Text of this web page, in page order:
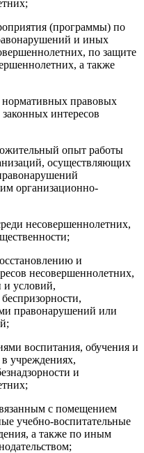
(программы) по
и иных
по защите
а также
нормативных правовых
интересов
опыт работы
осуществляющих
организационно-
несовершеннолетних,
и
несовершеннолетних,
условий,
правонарушений или
воспитания, обучения и
учреждениях,
и
с помещением
учебно-воспитательные
а также по иным